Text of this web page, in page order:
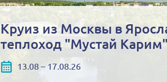
Круиз из Москвы в
теплоход "Мустай Карим"
13.08 – 17.08.26